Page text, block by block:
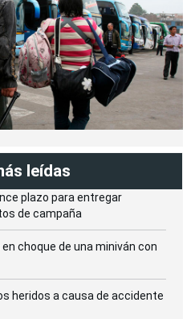
leídas
plazo para entregar
de campaña
choque de una miniván con
heridos a causa de accidente